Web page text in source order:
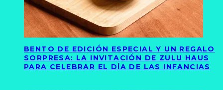
BENTO DE EDICIÓN ESPECIAL Y UN REGALO
SORPRESA: LA INVITACIÓN DE ZULU HAUS
PARA CELEBRAR EL DÍA DE LAS INFANCIAS